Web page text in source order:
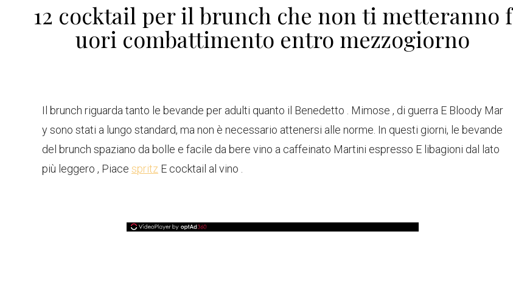
12 cocktail per il brunch che non ti metteranno f
uori combattimento entro mezzogiorno
Il brunch riguarda tanto le bevande per adulti quanto il Benedetto . Mimose , di guerra E Bloody Mar
y sono stati a lungo standard, ma non è necessario attenersi alle norme. In questi giorni, le bevande
del brunch spaziano da bolle e facile da bere vino a caffeinato Martini espresso E libagioni dal lato
più leggero , Piace spritz E cocktail al vino .